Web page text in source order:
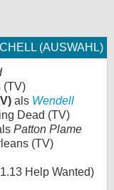
(AUSWAHL)
(TV)
als Wendell
Dead (TV)
Patton Plame
(TV)
Help Wanted)